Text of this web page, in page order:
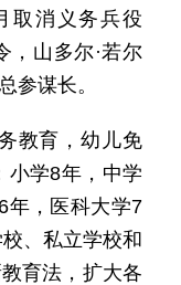
取消义务兵役
，山多尔·若尔
参谋长。
教育，幼儿免
小学8年，中学
年，医科大学7
、私立学校和
育法，扩大各